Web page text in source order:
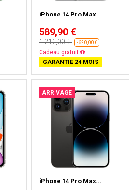
iPhone 14 Pro Max...
589,90 €
1 210,00 € -620,00 €
Livraison gratuite
GARANTIE 24 MOIS
ARRIVAGE
iPhone 14 Pro Max...